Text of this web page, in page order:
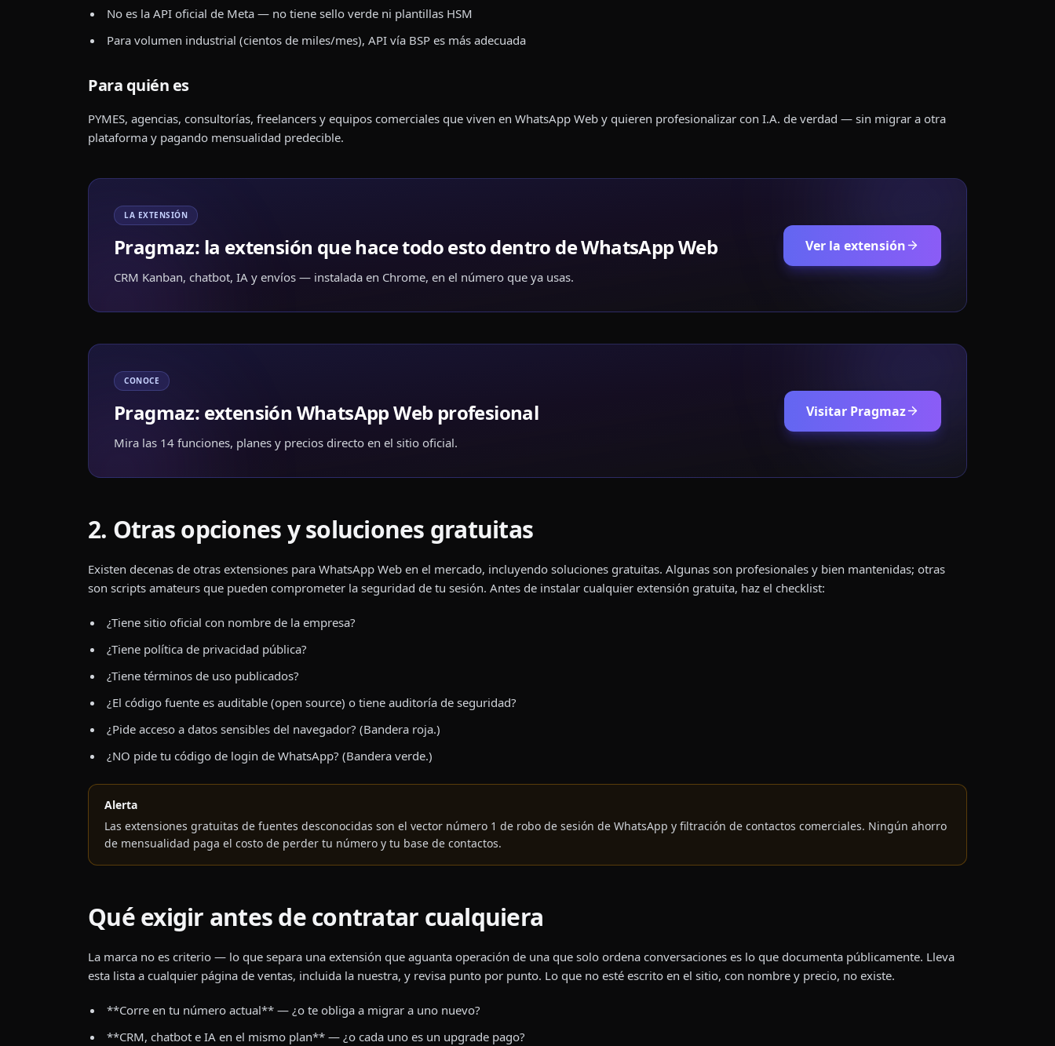
No es la API oficial de Meta — no tiene sello verde ni plantillas HSM
Para volumen industrial (cientos de miles/mes), API vía BSP es más adecuada
Para quién es
PYMES, agencias, consultorías, freelancers y equipos comerciales que viven en WhatsApp Web y quieren profesionalizar con I.A. de verdad — sin migrar a otra
plataforma y pagando mensualidad predecible.
LA EXTENSIÓN
Pragmaz: la extensión que hace todo esto dentro de WhatsApp Web
CRM Kanban, chatbot, IA y envíos — instalada en Chrome, en el número que ya usas.
Ver la extensión
CONOCE
Pragmaz: extensión WhatsApp Web profesional
Mira las 14 funciones, planes y precios directo en el sitio oficial.
Visitar Pragmaz
2. Otras opciones y soluciones gratuitas
Existen decenas de otras extensiones para WhatsApp Web en el mercado, incluyendo soluciones gratuitas. Algunas son profesionales y bien mantenidas; otras
son scripts amateurs que pueden comprometer la seguridad de tu sesión. Antes de instalar cualquier extensión gratuita, haz el checklist:
¿Tiene sitio oficial con nombre de la empresa?
¿Tiene política de privacidad pública?
¿Tiene términos de uso publicados?
¿El código fuente es auditable (open source) o tiene auditoría de seguridad?
¿Pide acceso a datos sensibles del navegador? (Bandera roja.)
¿NO pide tu código de login de WhatsApp? (Bandera verde.)
Alerta
Las extensiones gratuitas de fuentes desconocidas son el vector número 1 de robo de sesión de WhatsApp y filtración de contactos comerciales. Ningún ahorro
de mensualidad paga el costo de perder tu número y tu base de contactos.
Qué exigir antes de contratar cualquiera
La marca no es criterio — lo que separa una extensión que aguanta operación de una que solo ordena conversaciones es lo que documenta públicamente. Lleva
esta lista a cualquier página de ventas, incluida la nuestra, y revisa punto por punto. Lo que no esté escrito en el sitio, con nombre y precio, no existe.
**Corre en tu número actual** — ¿o te obliga a migrar a uno nuevo?
**CRM, chatbot e IA en el mismo plan** — ¿o cada uno es un upgrade pago?